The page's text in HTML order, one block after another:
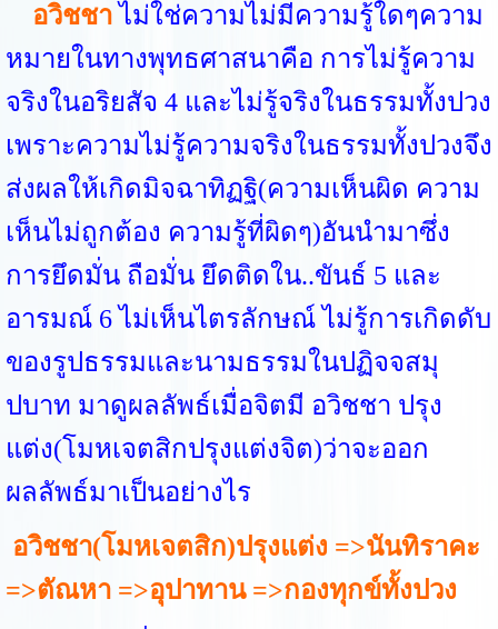
อวิชชา ไม่ใช่ความไม่มีความรู้ใดๆความ
หมายในทางพุทธศาสนาคือ การไม่รู้ความ
จริงในอริยสัจ 4 และไม่รู้จริงในธรรมทั้งปวง
เพราะความไม่รู้ความจริงในธรรมทั้งปวงจึง
ส่งผลให้เกิดมิจฉาทิฏฐิ(ความเห็นผิด ความ
เห็นไม่ถูกต้อง ความรู้ที่ผิดๆ)อันนำมาซึ่ง
การยึดมั่น ถือมั่น ยึดติดใน..ขันธ์ 5 และ
อารมณ์ 6 ไม่เห็นไตรลักษณ์ ไม่รู้การเกิดดับ
ของรูปธรรมและนามธรรมในปฏิจจสมุ
ปบาท มาดูผลลัพธ์เมื่อจิตมี อวิชชา ปรุง
แต่ง(โมหเจตสิกปรุงแต่งจิต)ว่าจะออก
ผลลัพธ์มาเป็นอย่างไร
อวิชชา(โมหเจตสิก)ปรุงแต่ง =>นันทิราคะ
=>ตัณหา =>อุปาทาน =>กองทุกข์ทั้งปวง